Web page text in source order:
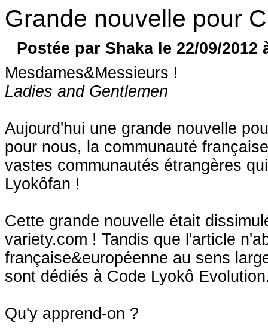
Grande nouvelle pour
Postée par Shaka le 22/09/2012
Mesdames&Messieurs !
Ladies and Gentlemen
Aujourd'hui une grande nouvelle
pour nous, la communauté
vastes communautés étrangères
Lyokôfan !
Cette grande nouvelle était
variety.com ! Tandis que l'article
française&européenne au sens
sont dédiés à Code Lyokô
Qu'y apprend-on ?